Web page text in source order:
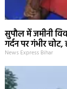
सुपौल में जमीनी
गर्दन पर गंभीर
News Express Bihar